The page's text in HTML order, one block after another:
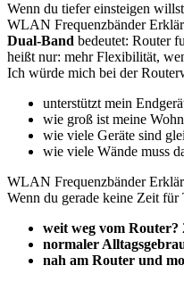
Wenn du tiefer einsteigen
WLAN Frequenzbänder
Dual-Band bedeutet: Router
heißt nur: mehr Flexibilität,
Ich würde mich bei der
unterstützt mein
wie groß ist meine
wie viele Geräte sind
wie viele Wände muss
WLAN Frequenzbänder
Wenn du gerade keine Zeit für
weit weg vom Router?
normaler
nah am Router und